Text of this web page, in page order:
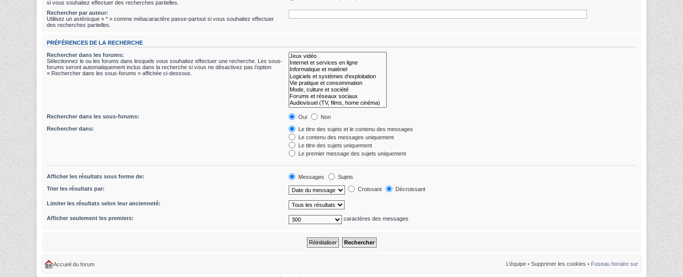
si vous souhaitez effectuer des recherches partielles.
Rechercher par auteur:
Utilisez un astérisque « * » comme métacaractère passe-partout si vous souhaitez effectuer
des recherches partielles.
PRÉFÉRENCES DE LA RECHERCHE
Rechercher dans les forums:
Sélectionnez le ou les forums dans lesquels vous souhaitez effectuer une recherche. Les sous-
forums seront automatiquement inclus dans la recherche si vous ne désactivez pas l’option
« Rechercher dans les sous-forums » affichée ci-dessous.
Rechercher dans les sous-forums: Oui
Non
Rechercher dans:
Le titre des sujets et le contenu des messages
Le contenu des messages uniquement
Le titre des sujets uniquement
Le premier message des sujets uniquement
Afficher les résultats sous forme de: Messages
Sujets
Trier les résultats par:
Croissant Décroissant
Limiter les résultats selon leur ancienneté:
Afficher seulement les premiers: caractères des messages
Accueil du forum L’équipe • Supprimer les cookies • Fuseau horaire sur